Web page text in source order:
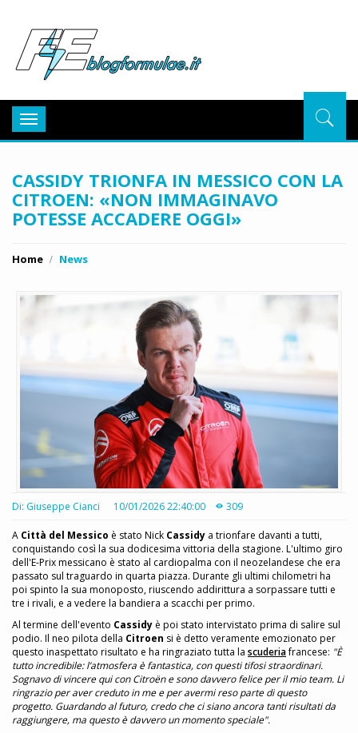
Toggle
navigation
CASSIDY TRIONFA IN MESSICO CON LA
CITROEN: «NON IMMAGINAVO
POTESSE ACCADERE OGGI»
Home News
Di: Giuseppe Cianci 10/01/2026 22:40:00 309
A Città del Messico è stato Nick Cassidy a trionfare davanti a tutti,
conquistando così la sua dodicesima vittoria della stagione. L'ultimo giro
dell'E-Prix messicano è stato al cardiopalma con il neozelandese che era
passato sul traguardo in quarta piazza. Durante gli ultimi chilometri ha
poi spinto la sua monoposto, riuscendo addirittura a sorpassare tutti e
tre i rivali, e a vedere la bandiera a scacchi per primo.
Al termine dell'evento Cassidy è poi stato intervistato prima di salire sul
podio. Il neo pilota della Citroen si è detto veramente emozionato per
questo inaspettato risultato e ha ringraziato tutta la scuderiafrancese: "È
tutto incredibile: l’atmosfera è fantastica, con questi tifosi straordinari.
Sognavo di vincere qui con Citroën e sono davvero felice per il mio team. Li
ringrazio per aver creduto in me e per avermi reso parte di questo
progetto. Guardando al futuro, credo che ci siano ancora tanti risultati da
raggiungere, ma questo è davvero un momento speciale".